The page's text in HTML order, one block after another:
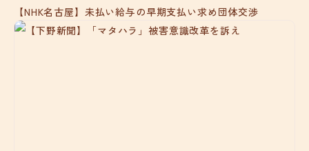
【NHK名古屋】未払い給与の早期支払い求め団体交渉